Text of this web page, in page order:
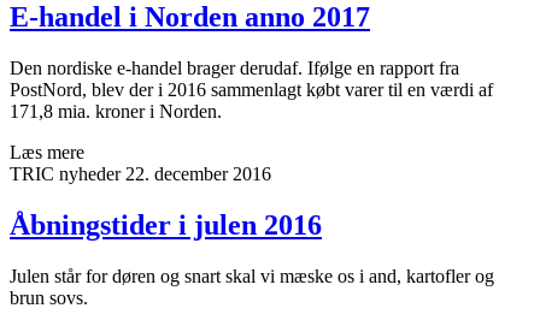
E-handel i Norden anno 2017
Den nordiske e-handel brager derudaf. Ifølge en rapport fra
PostNord, blev der i 2016 sammenlagt købt varer til en værdi af
171,8 mia. kroner i Norden.
Læs mere
TRIC nyheder 22. december 2016
Åbningstider i julen 2016
Julen står for døren og snart skal vi mæske os i and, kartofler og
brun sovs.